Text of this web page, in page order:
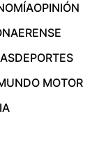
OPINIÓN
DEPORTES
MOTOR